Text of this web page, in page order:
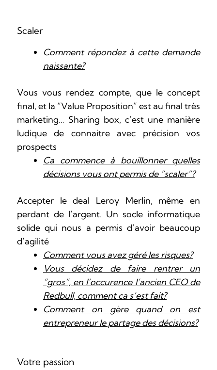
Scaler
Comment répondez à cette demande
naissante?
Vous vous rendez compte, que le concept
final, et la “Value Proposition” est au final très
marketing… Sharing box, c’est une manière
ludique de connaitre avec précision vos
prospects
Ca commence à bouillonner quelles
décisions vous ont permis de “scaler”?
Accepter le deal Leroy Merlin, même en
perdant de l’argent. Un socle informatique
solide qui nous a permis d’avoir beaucoup
d’agilité
Comment vous avez géré les risques?
Vous décidez de faire rentrer un
“gros”, en l’occurence l’ancien CEO de
Redbull, comment ca s’est fait?
Comment on gère quand on est
entrepreneur le partage des décisions?
Votre passion